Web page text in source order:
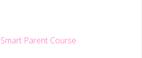
Parent Course